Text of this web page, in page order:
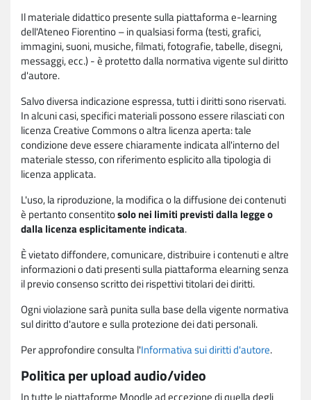
Il materiale didattico presente sulla piattaforma e-learning
dell'Ateneo Fiorentino – in qualsiasi forma (testi, grafici,
immagini, suoni, musiche, filmati, fotografie, tabelle, disegni,
messaggi, ecc.) - è protetto dalla normativa vigente sul diritto
d'autore.
Salvo diversa indicazione espressa, tutti i diritti sono riservati.
In alcuni casi, specifici materiali possono essere rilasciati con
licenza Creative Commons o altra licenza aperta: tale
condizione deve essere chiaramente indicata all'interno del
materiale stesso, con riferimento esplicito alla tipologia di
licenza applicata.
L'uso, la riproduzione, la modifica o la diffusione dei contenuti
è pertanto consentitosolo nei limiti previsti dalla legge o
dalla licenza esplicitamente indicata.
È vietato diffondere, comunicare, distribuire i contenuti e altre
informazioni o dati presenti sulla piattaforma elearning senza
il previo consenso scritto dei rispettivi titolari dei diritti.
Ogni violazione sarà punita sulla base della vigente normativa
sul diritto d'autore e sulla protezione dei dati personali.
Per approfondire consulta l'Informativa sui diritti d'autore.
Politica per upload audio/video
In tutte le piattaforme Moodle ad eccezione di quella degli